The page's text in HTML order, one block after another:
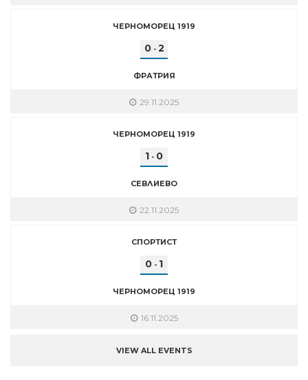
ЧЕРНОМОРЕЦ 1919
0- 2
ФРАТРИЯ
29.11.2025
ЧЕРНОМОРЕЦ 1919
1 - 0
СЕВЛИЕВО
22.11.2025
СПОРТИСТ
0 - 1
ЧЕРНОМОРЕЦ 1919
16.11.2025
VIEW ALL EVENTS